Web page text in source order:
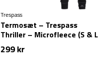
Trespass
Termosæt – Trespass
Thriller – Microfleece (S & L
tilbage)
299kr